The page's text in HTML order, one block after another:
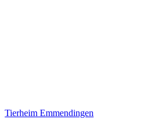
Tierheim Emmendingen